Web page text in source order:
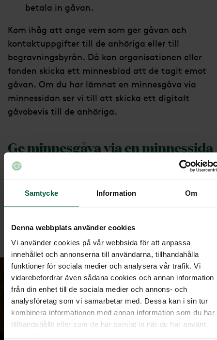
Samtycke Information Om
Denna webbplats använder cookies
Vi använder cookies på vår webbsida för att anpassa
innehållet och annonserna till användarna, tillhandahålla
funktioner för sociala medier och analysera vår trafik. Vi
vidarebefordrar även sådana cookies och annan information
från din enhet till de sociala medier och annons- och
analysföretag som vi samarbetar med. Dessa kan i sin tur
kombinera informationen med annan information som du har
tillhandahållit eller som de har samlat in när du har använt
betala in gåvan.
Kom ihåg att ange vem som ger gåvan och
kontaktuppgifter till de anhöriga eller till
begravningsbyrån. Då kan organisationen eller
fonden skicka ett minnesblad att de tagit emot
gåvan. Om du har lämnat en minnesgåva via
minnessidan ser vi till att skicka ett digitalt
gåvobevis till de anhöriga.
Ge minnesgåva via en minnessida
Sök på den avlidnas namn.
den avlidnas namn.